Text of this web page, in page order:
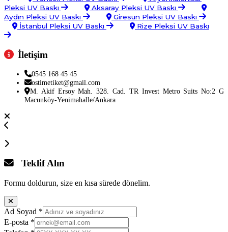
Pleksi UV Baskı
Aksaray Pleksi UV Baskı
Aydın Pleksi UV Baskı
Giresun Pleksi UV Baskı
İstanbul Pleksi UV Baskı
Rize Pleksi UV Baskı
İletişim
0545 168 45 45
ostimetiket@gmail.com
M. Akif Ersoy Mah. 328. Cad. TR Invest Metro Suits No:2 G
Macunköy-Yenimahalle/Ankara
Teklif Alın
Formu doldurun, size en kısa sürede dönelim.
Ad Soyad *
E-posta *